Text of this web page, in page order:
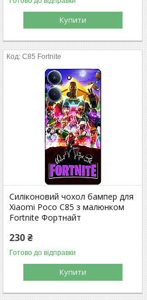
Купити
C85 Fortnite
Силіконовий чохол бампер для
Xiaomi Poco C85 з малюнком
Fortnite Фортнайт
230 ₴
Готово до відправки
Купити